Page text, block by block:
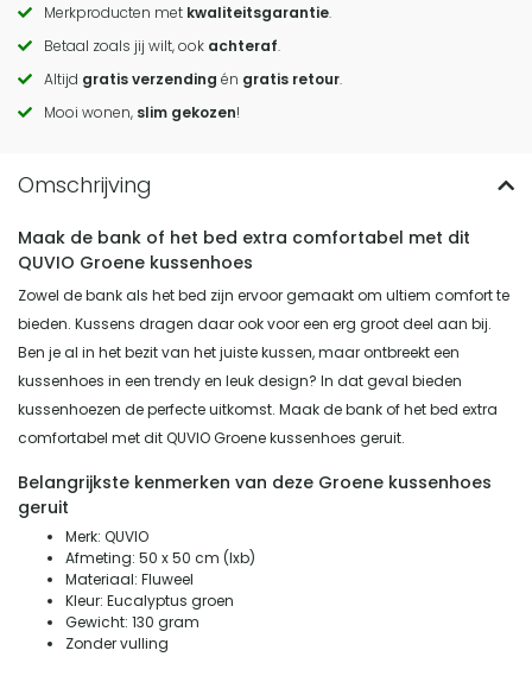
Call
to
actions
Merkproducten met kwaliteitsgarantie.
Betaal zoals jij wilt, ook achteraf.
Altijd gratis verzending én gratis retour.
Mooi wonen, slim gekozen!
Maak de bank of het bed extra comfortabel met dit
QUVIO Groene kussenhoes
Zowel de bank als het bed zijn ervoor gemaakt om ultiem comfort te
bieden. Kussens dragen daar ook voor een erg groot deel aan bij.
Ben je al in het bezit van het juiste kussen, maar ontbreekt een
kussenhoes in een trendy en leuk design? In dat geval bieden
kussenhoezen de perfecte uitkomst. Maak de bank of het bed extra
comfortabel met dit QUVIO Groene kussenhoes geruit.
Belangrijkste kenmerken van deze Groene kussenhoes
geruit
Merk: QUVIO
Afmeting: 50 x 50 cm (lxb)
Materiaal: Fluweel
Kleur: Eucalyptus groen
Gewicht: 130 gram
Zonder vulling